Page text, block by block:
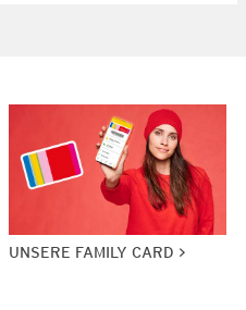
UNSERE FAMILY CARD